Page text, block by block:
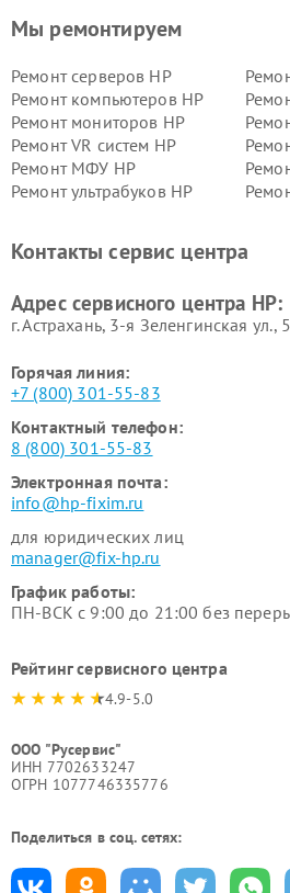
Мы ремонтируем
Ремонт серверов HP
Ремонт компьютеров HP
Ремонт мониторов HP
Ремонт VR систем HP
Ремонт МФУ HP
Ремонт ультрабуков HP
Контакты сервис центра
Адрес сервисного центра HP:
г. Астрахань, 3-я Зеленгинская ул.,
Горячая линия:
+7 (800) 301-55-83
Контактный телефон:
8 (800) 301-55-83
Электронная почта:
info@hp-fixim.ru
для юридических лиц
manager@fix-hp.ru
График работы:
ПН-ВСК с 9:00 до 21:00 без
Рейтинг сервисного центра
4.9-5.0
ООО "Русервис"
ИНН 7702633247
ОГРН 1077746335776
Поделиться в соц. сетях: